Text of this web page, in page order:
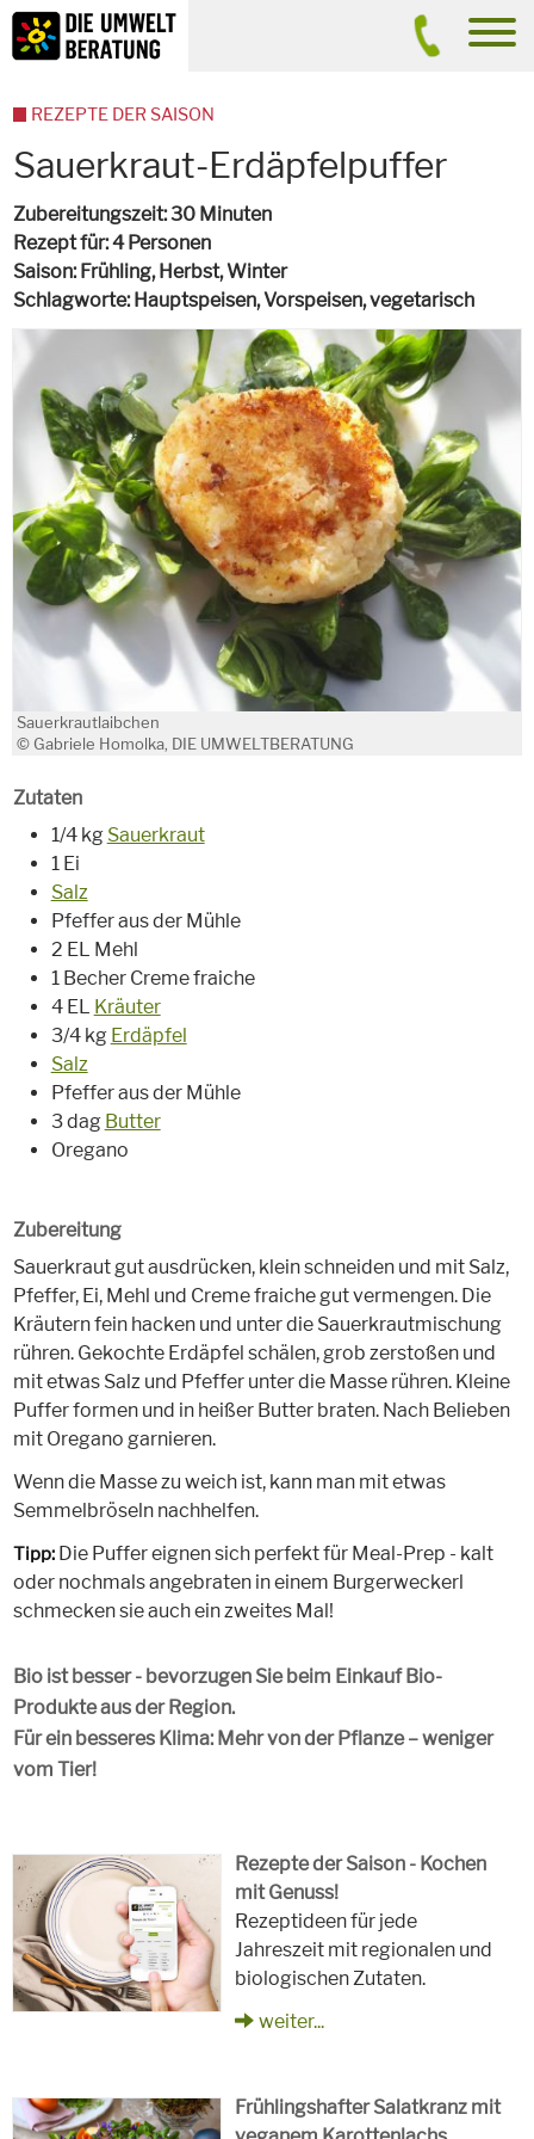
Inhalt
Suche
Sauerkraut-Erdäpfelpuffer
Zubereitungszeit 30 Minuten
Rezept für 4 Personen
Saison Frühling, Herbst, Winter
Schlagworte Hauptspeisen, Vorspeisen,vegetarisch
Sauerkrautlaibchen
© Gabriele Homolka, DIE UMWELTBERATUNG
Zutaten
1/4 kg Sauerkraut
1 Ei
Salz
Pfeffer aus der Mühle
2 EL Mehl
1 Becher Creme fraiche
4 EL Kräuter
3/4 kg Erdäpfel
Salz
Pfeffer aus der Mühle
3 dag Butter
Oregano
Zubereitung
Sauerkraut gut ausdrücken, klein schneiden und mit Salz,
Pfeffer, Ei, Mehl und Creme fraiche gut vermengen. Die
Kräutern fein hacken und unter die Sauerkrautmischung
rühren. Gekochte Erdäpfel schälen, grob zerstoßen und
mit etwas Salz und Pfeffer unter die Masse rühren. Kleine
Puffer formen und in heißer Butter braten. Nach Belieben
mit Oregano garnieren.
Wenn die Masse zu weich ist, kann man mit etwas
Semmelbröseln nachhelfen.
Tipp:Die Puffer eignen sich perfekt für Meal-Prep - kalt
oder nochmals angebraten in einem Burgerweckerl
schmecken sie auch ein zweites Mal!
Bio ist besser - bevorzugen Sie beim Einkauf Bio-
Produkte aus der Region.
Für ein besseres Klima: Mehr von der Pflanze – weniger
vom Tier!
Rezepte der Saison - Kochen
mit Genuss!
Rezeptideen für jede
Jahreszeit mit regionalen und
biologischen Zutaten.
weiter...
Frühlingshafter Salatkranz mit
REZEPTE DER SAISON